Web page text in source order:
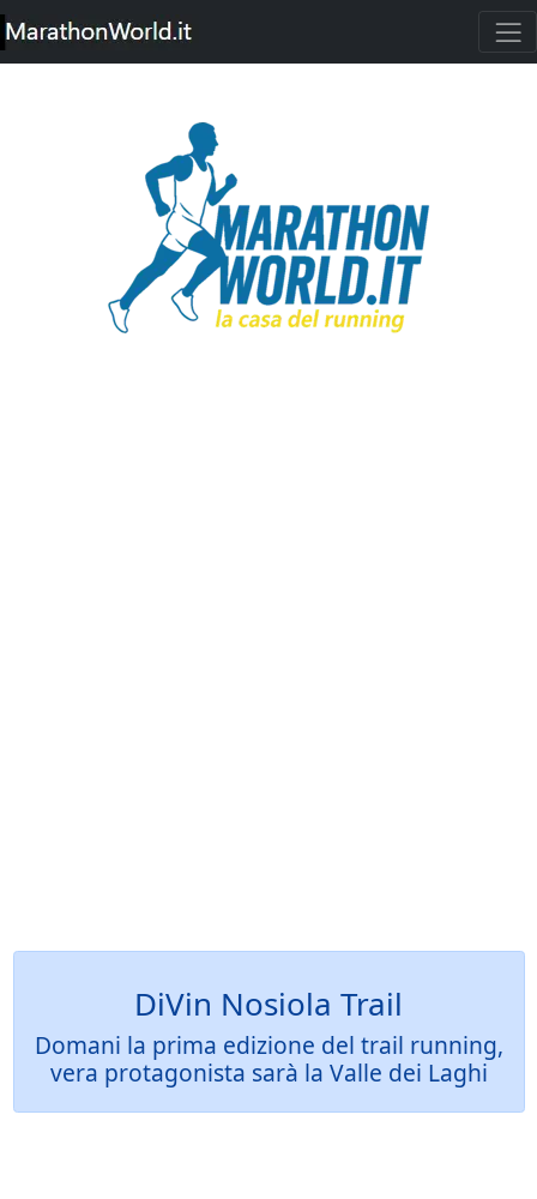
DiVin Nosiola Trail
Domani la prima edizione del trail running,
vera protagonista sarà la Valle dei Laghi